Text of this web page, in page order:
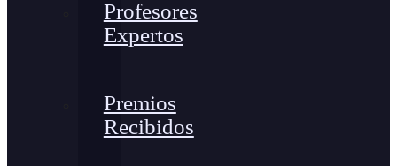
Profesores
Expertos
Premios
Recibidos